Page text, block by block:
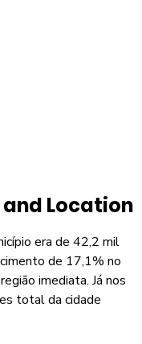
and Location
era de 42,2 mil
de 17,1% no
imediata. Já nos
total da cidade